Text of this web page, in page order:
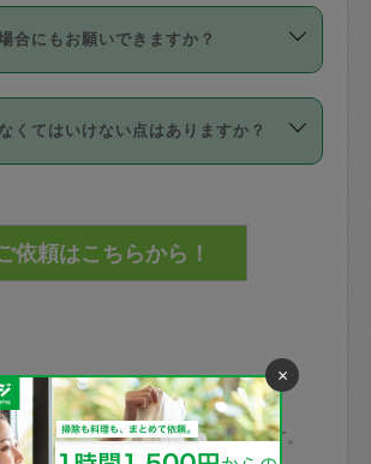
てください。
【詳細】タスカジさんの登録に際
り、
：
損害賠償保険について教えて
ャンセル（定期、スポット契約
超える※と、以下のキャンセル
します。
ャンセル料：
前〜24時間前＝依頼料金の50%
在による当日キャンセル＝依頼
＋交通費全額
利用」というメニューはありま
「一回のみ」依頼を活用するこ
て、気に入ったタスカジさんを
件の合う気になるタスカジさ
ださい。
、一番気に入ったタスカジさんに
合にもお願いできますか？
合の作業はタスカジさんの同意
す。数回の依頼ののち、タスカ
依頼者の間で十分な信頼関係が
さい。
に部屋に入るためにタスカジさん
は損害保険の対象外となるので
ださい。
くてはいけない点はありますか？
ず鍵のかかるロッカーや金庫に入
頼者の責任の元管理するよう心掛
さい。
5千円以上のアクセサリー、500円
てこちらも参照ください：初めて
の家事代行ご利用状況
の利用データを元に掲載しています。
×